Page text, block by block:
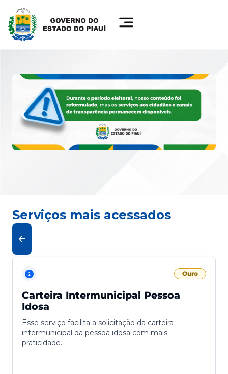
Serviços mais acessados
Ouro
Carteira Intermunicipal Pessoa
Idosa
Esse serviço facilita a solicitação da carteira
intermunicipal da pessoa idosa com mais
praticidade.